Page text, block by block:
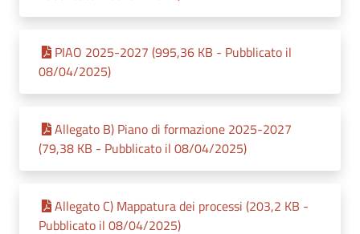
PIAO 2025-2027 (995,36 KB - Pubblicato il
08/04/2025)
Allegato B) Piano di formazione 2025-2027
(79,38 KB - Pubblicato il 08/04/2025)
Allegato C) Mappatura dei processi (203,2 KB -
Pubblicato il 08/04/2025)